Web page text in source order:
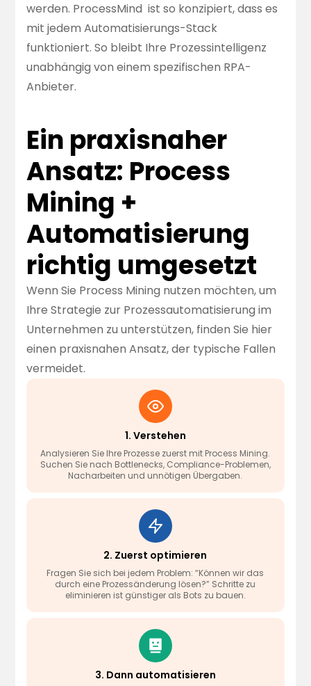
werden. ProcessMind ist so konzipiert, dass es
mit jedem Automatisierungs-Stack
funktioniert. So bleibt Ihre Prozessintelligenz
unabhängig von einem spezifischen RPA-
Anbieter.
Ein praxisnaher
Ansatz: Process
Mining +
Automatisierung
richtig umgesetzt
Wenn Sie Process Mining nutzen möchten, um
Ihre Strategie zur Prozessautomatisierung im
Unternehmen zu unterstützen, finden Sie hier
einen praxisnahen Ansatz, der typische Fallen
vermeidet.
1. Verstehen
Analysieren Sie Ihre Prozesse zuerst mit Process Mining.
Suchen Sie nach Bottlenecks, Compliance-Problemen,
Nacharbeiten und unnötigen Übergaben.
2. Zuerst optimieren
Fragen Sie sich bei jedem Problem: “Können wir das
durch eine Prozessänderung lösen?” Schritte zu
eliminieren ist günstiger als Bots zu bauen.
3. Dann automatisieren